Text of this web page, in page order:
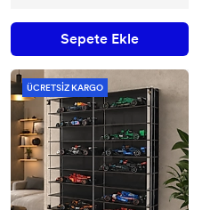
Sepete Ekle
ÜCRETSİZ KARGO